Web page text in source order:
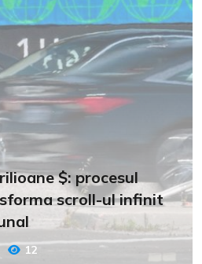
$: procesul
scroll-ul infinit
12